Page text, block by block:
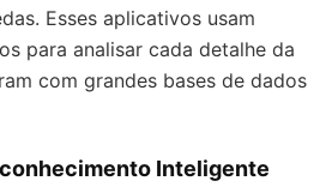
Esses aplicativos usam
para analisar cada detalhe da
com grandes bases de dados
Inteligente